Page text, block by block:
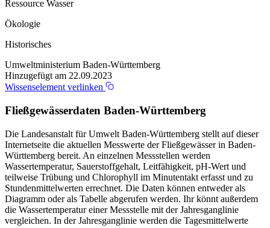
Ressource Wasser
Ökologie
Historisches
Umweltministerium Baden-Württemberg
Hinzugefügt am 22.09.2023
Wissenselement verlinken
Fließgewässerdaten Baden-Württemberg
Die Landesanstalt für Umwelt Baden-Württemberg stellt auf dieser
Internetseite die aktuellen Messwerte der Fließgewässer in Baden-
Württemberg bereit. An einzelnen Messstellen werden
Wassertemperatur, Sauerstoffgehalt, Leitfähigkeit, pH-Wert und
teilweise Trübung und Chlorophyll im Minutentakt erfasst und zu
Stundenmittelwerten errechnet. Die Daten können entweder als
Diagramm oder als Tabelle abgerufen werden. Ihr könnt außerdem
die Wassertemperatur einer Messstelle mit der Jahresganglinie
vergleichen. In der Jahresganglinie werden die Tagesmittelwerte